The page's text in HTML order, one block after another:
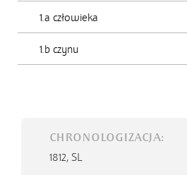
1.a człowieka
1.b czynu
CHRONOLOGIZACJA:
1812, SL